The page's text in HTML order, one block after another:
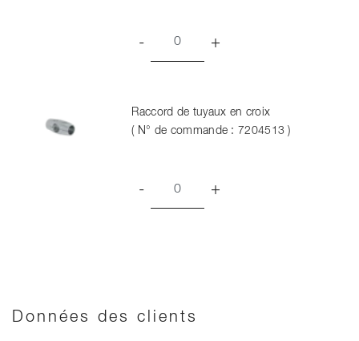
- +
- +
Raccord de tuyaux en croix
( N° de commande : 7204513 )
Données des clients